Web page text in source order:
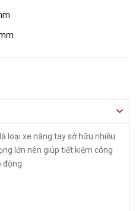
là loại xe nâng tay sở hữu nhiều
lớn nên giúp tiết kiệm công